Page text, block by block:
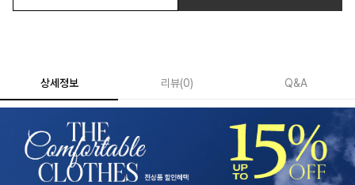
상세정보 리뷰(0) Q&A